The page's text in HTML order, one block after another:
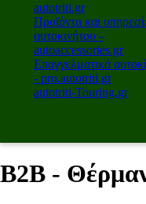
autotriti.gr
Προϊόντα και
αυτοκινήτου -
autoaccessories.gr
Επαγγελματικά
- pro.autotriti.gr
autotriti-Touring.gr
B2B -